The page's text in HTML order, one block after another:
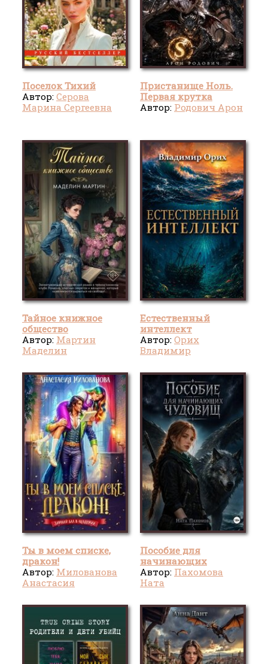
Поселок Тихий
Автор: Серова
Марина Сергеевна
Пристанище Ноль.
Первая крутка
Автор: Родович Арон
Тайное книжное
общество
Автор: Мартин
Маделин
Естественный
интеллект
Автор: Орих
Владимир
Ты в моем списке,
дракон!
Автор: Милованова
Анастасия
Пособие для
начинающих
чудовищ
Автор: Пахомова
Ната